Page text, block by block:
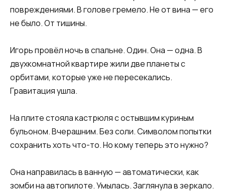
повреждениями. В голове гремело. Не от вина — его
не было. От тишины.
Игорь провёл ночь в спальне. Один. Она — одна. В
двухкомнатной квартире жили две планеты с
орбитами, которые уже не пересекались.
Гравитация ушла.
На плите стояла кастрюля с остывшим куриным
бульоном. Вчерашним. Без соли. Символом попытки
сохранить хоть что-то. Но кому теперь это нужно?
Она направилась в ванную — автоматически, как
зомби на автопилоте. Умылась. Заглянула в зеркало.